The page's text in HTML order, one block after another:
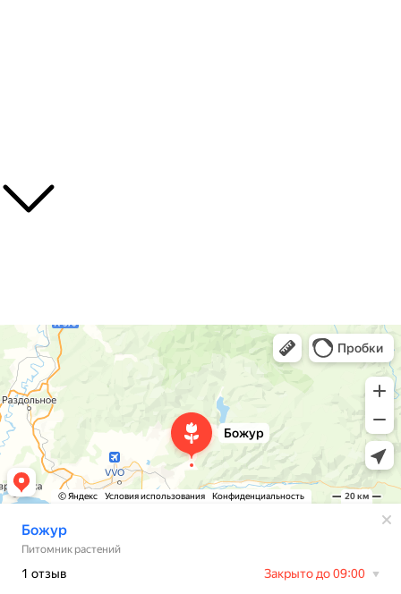
Божур
Питомник растений в Приморском крае